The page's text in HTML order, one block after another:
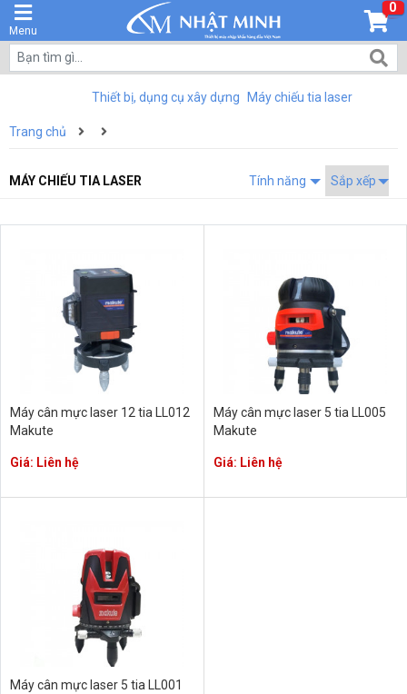
Menu
0
Trang chủ
Thiết bị, dụng cụ xây dựng Máy chiếu tia laser
MÁY CHIẾU TIA LASER Tính năng
Máy cân mực laser 12 tia LL012
Makute
Giá: Liên hệ
Máy cân mực laser 5 tia LL005
Makute
Giá: Liên hệ
Máy cân mực laser 5 tia LL001